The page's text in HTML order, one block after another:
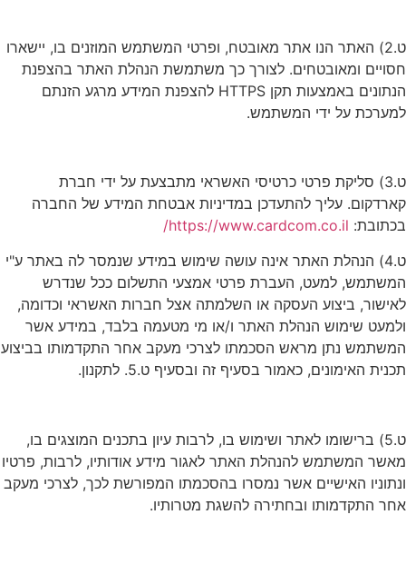
ט.2) האתר הנו אתר מאובטח, ופרטי המשתמש המוזנים בו, יישארו
חסויים ומאובטחים. לצורך כך משתמשת הנהלת האתר בהצפנת
הנתונים באמצעות תקן HTTPS להצפנת המידע מרגע הזנתם
למערכת על ידי המשתמש.
ט.3) סליקת פרטי כרטיסי האשראי מתבצעת על ידי חברת
קארדקום. עליך להתעדכן במדיניות אבטחת המידע של החברה
בכתובת: https://www.cardcom.co.il/
ט.4) הנהלת האתר אינה עושה שימוש במידע שנמסר לה באתר ע"י
המשתמש, למעט, העברת פרטי אמצעי התשלום ככל שנדרש
לאישור, ביצוע העסקה או השלמתה אצל חברות האשראי וכדומה,
ולמעט שימוש הנהלת האתר ו/או מי מטעמה בלבד, במידע אשר
המשתמש נתן מראש הסכמתו לצרכי מעקב אחר התקדמותו בביצוע
תכנית האימונים, כאמור בסעיף זה ובסעיף ט.5. לתקנון.
ט.5) ברישומו לאתר ושימוש בו, לרבות עיון בתכנים המוצגים בו,
מאשר המשתמש להנהלת האתר לאגור מידע אודותיו, לרבות, פרטיו
ונתוניו האישיים אשר נמסרו בהסכמתו המפורשת לכך, לצרכי מעקב
אחר התקדמותו ובחתירה להשגת מטרותיו.